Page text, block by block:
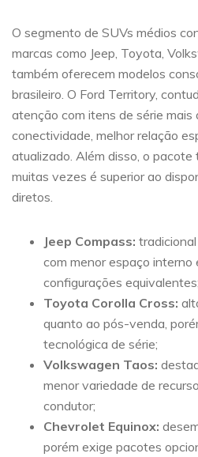
O segmento de SUVs médios
marcas como Jeep, Toyota,
também oferecem modelos
brasileiro. O Ford Territory,
atenção com itens de série mais
conectividade, melhor relação
atualizado. Além disso, o
muitas vezes é superior ao
diretos.
Jeep Compass:
com menor espaço interno
configurações equivalentes;
Toyota Corolla Cross:
quanto ao pós-venda,
tecnológica de série;
Volkswagen Taos:
menor variedade de
condutor;
Chevrolet Equinox:
porém exige pacotes